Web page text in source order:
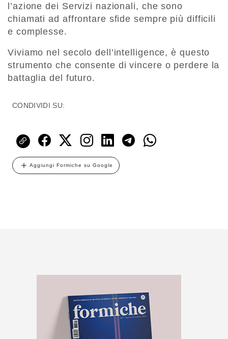
l’azione dei Servizi nazionali, che sono
chiamati ad affrontare sfide sempre più difficili
e complesse.
Viviamo nel secolo dell’intelligence, è questo
strumento che consente di vincere o perdere la
battaglia del futuro.
CONDIVIDI SU:
Aggiungi Formiche su Google